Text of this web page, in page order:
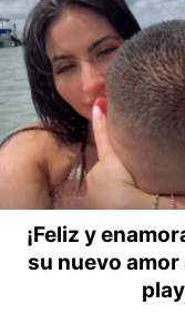
¡Feliz y
su nuevo